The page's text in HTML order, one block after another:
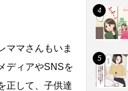
ママさんもいま
ディアやSNSを
正して、子供達